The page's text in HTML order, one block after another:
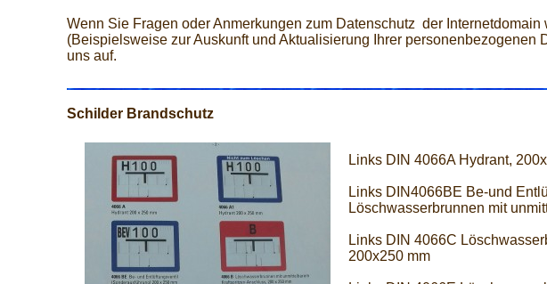
Wenn Sie Fragen oder Anmerkungen zum Datenschutz der
(Beispielsweise zur Auskunft und Aktualisierung Ihrer
uns auf.
Schilder Brandschutz
Links DIN 4066A Hydrant,
Links DIN4066BE Be-und
Löschwasserbrunnen mit
Links DIN 4066C
200x250 mm